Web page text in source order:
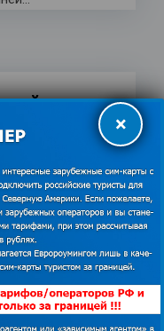
в Литву?
Где подать на
в…
×